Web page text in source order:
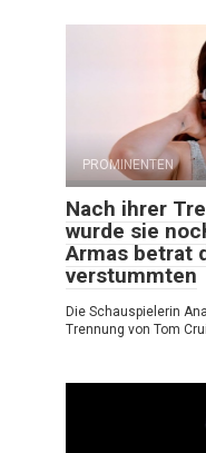
PROMINENTEN
Nach ihrer
wurde sie
Armas betrat
verstummten
Die Schauspielerin
Trennung von Tom